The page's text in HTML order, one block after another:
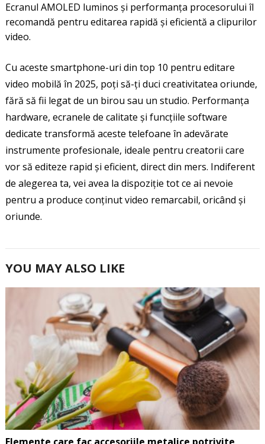
Ecranul AMOLED luminos și performanța procesorului îl
recomandă pentru editarea rapidă și eficientă a clipurilor
video.
Cu aceste smartphone-uri din top 10 pentru editare
video mobilă în 2025, poți să-ți duci creativitatea oriunde,
fără să fii legat de un birou sau un studio. Performanța
hardware, ecranele de calitate și funcțiile software
dedicate transformă aceste telefoane în adevărate
instrumente profesionale, ideale pentru creatorii care
vor să editeze rapid și eficient, direct din mers. Indiferent
de alegerea ta, vei avea la dispoziție tot ce ai nevoie
pentru a produce conținut video remarcabil, oricând și
oriunde.
YOU MAY ALSO LIKE